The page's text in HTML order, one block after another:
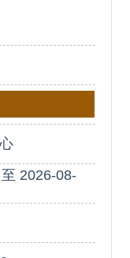
2026-08-